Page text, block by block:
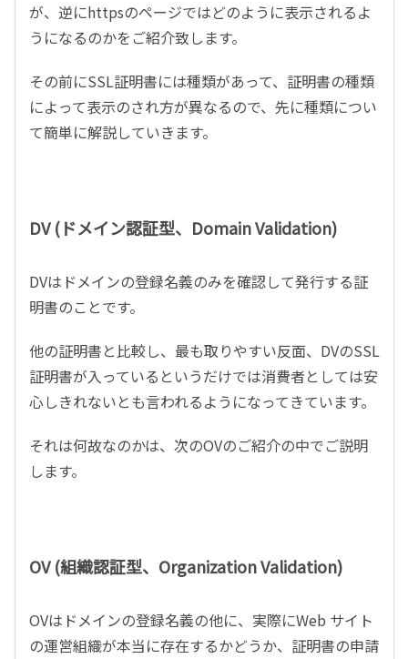
が、逆にhttpsのページではどのように表示されるよ
うになるのかをご紹介致します。
その前にSSL証明書には種類があって、証明書の種類
によって表示のされ方が異なるので、先に種類につい
て簡単に解説していきます。
DV (ドメイン認証型、Domain Validation)
DVはドメインの登録名義のみを確認して発行する証
明書のことです。
他の証明書と比較し、最も取りやすい反面、DVのSSL
証明書が入っているというだけでは消費者としては安
心しきれないとも言われるようになってきています。
それは何故なのかは、次のOVのご紹介の中でご説明
します。
OV (組織認証型、Organization Validation)
OVはドメインの登録名義の他に、実際にWeb サイト
の運営組織が本当に存在するかどうか、証明書の申請